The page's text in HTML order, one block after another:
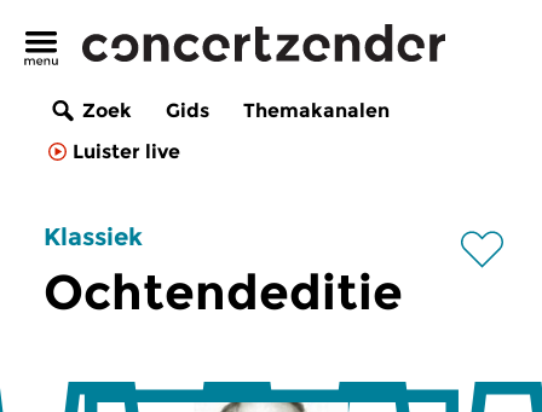
Zoek Gids
Themakanalen
Luister live
Klassiek
Ochtendeditie